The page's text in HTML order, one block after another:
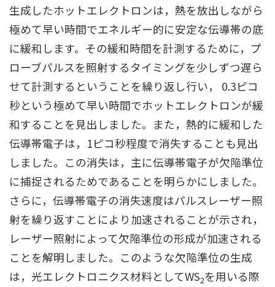
生成したホットエレクトロンは，熱を放出しながら
極めて早い時間でエネルギー的に安定な伝導帯の底
に緩和します。その緩和時間を計測するために，プ
ローブパルスを照射するタイミングを少しずつ遅ら
せて計測するということを繰り返し行い， 0.3ピコ
秒という極めて早い時間でホットエレクトロンが緩
和することを見出しました。また，熱的に緩和した
伝導帯電子は，1ピコ秒程度で消失することも見出
しました。この消失は，主に伝導帯電子が欠陥準位
に捕捉されるためであることを明らかにしました。
さらに，伝導帯電子の消失速度はパルスレーザー照
射を繰り返すことにより加速されることが示され，
レーザー照射によって欠陥準位の形成が加速される
ことを解明しました。このような欠陥準位の生成
は，光エレクトロニクス材料としてWS2を用いる際